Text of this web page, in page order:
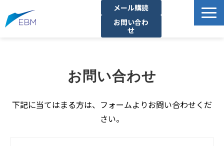
メール購読
お問い合わ
せ
プロジェクト・実績
拠点一覧
お知らせ
お問い合わせ
下記に当てはまる方は、フォームよりお問い合わせくだ
さい。